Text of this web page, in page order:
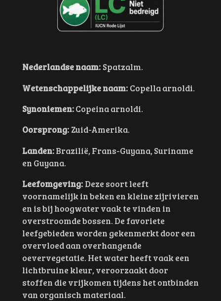
Nederlandse naam: Spatzalm.
Wetenschappelijke naam:Copella arnoldi.
Synoniemen:Copeina arnoldi.
Oorsprong: Zuid-Amerika.
Landen:Brazilië, Frans-Guyana, Suriname
en Guyana.
Leefomgeving: Deze soort leeft
voornamelijk in beken en kleine zijrivieren
en is bij hoogwater vaak te vinden in
overstroomde bossen. De favoriete
leefgebieden worden gekenmerkt door een
overvloed aan overhangende
oevervegetatie. Het water heeft vaak een
lichtbruine kleur, veroorzaakt door
stoffen die vrijkomen tijdens het ontbinden
van organisch materiaal.